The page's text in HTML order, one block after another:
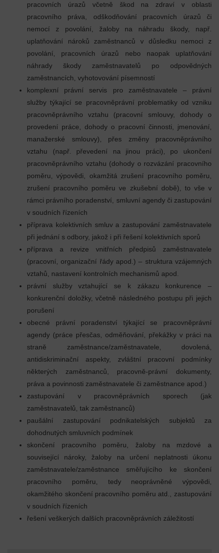
pracovních úrazů včetně škod na zdraví v oblasti
pracovního práva, odškodňování pracovních úrazů či
nemocí z povolání, žaloby na náhradu škody, např.
uplatňování nároků zaměstnanců v důsledku nemoci z
povolání, pracovních úrazů nebo naopak uplatňování
náhrady škody zaměstnavatelů po odpovědných
zaměstnancích, vyhotovování písemností
komplexní právní servis pro zaměstnavatele – právní
služby týkající se pracovněprávní problematiky od vzniku
pracovněprávního vztahu (pracovní smlouvy, dohody o
provedení práce, dohody o pracovní činnosti, jmenování,
manažerské smlouvy), přes změny pracovněprávního
vztahu (např. převedení na jinou práci), po ukončení
pracovněprávního vztahu (dohody o rozvázání pracovního
poměru, výpovědi, okamžitá zrušení pracovního poměru,
zrušení pracovního poměru ve zkušební době), to vše v
rámci právního poradenství, smluvní agendy či zastupování
v soudních řízeních
příprava kolektivních smluv a zastupování zaměstnavatele
při jednání s odbory, jakož i při řešení kolektivních sporů
příprava a revize vnitřních předpisů zaměstnavatele
(pracovní, organizační řády apod.) – struktura vzájemných
vztahů, nastavení kontrolních mechanismů apod.
právní služby vztahující se k zákazu konkurence –
konkurenční doložky, včetně následného postupu při jejich
porušení
obecné právní poradenství týkající se pracovněprávní
agendy (práce přesčas, odměňování, překážky v práci na
straně zaměstnance/zaměstnavatele, dovolená,
antidiskriminační aspekty, zvláštní pracovní podmínky
některých zaměstnanců, pracovně-právní dokumenty,
práva a povinnosti zaměstnavatele či zaměstnance apod.)
zastupování v pracovněprávních sporech (jak
zaměstnavatelů, tak zaměstnanců)
paušální zastupování podnikatelských subjektů za
dohodnutých smluvních podmínek
skončení pracovního poměru, žaloby na mzdové a
související nároky, žaloby na určení neplatnosti úkonu
zaměstnavatele/zaměstnance směřujícího ke skončení
pracovního poměru, tedy neoprávněné výpovědi,
okamžitého skončení pracovního poměru atd., zastupování
v soudních řízeních
řešení veškerých dalších pracovněprávních záležitostí